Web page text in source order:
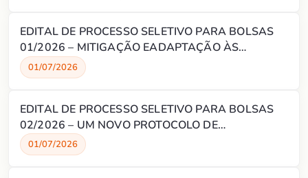
EDITAL DE PROCESSO SELETIVO PARA BOLSAS
01/2026 – MITIGAÇÃO EADAPTAÇÃO ÀS
MUDANÇAS CLIMÁTICAS: PREPARANDO NATAL
PARA 2050
01/07/2026
EDITAL DE PROCESSO SELETIVO PARA BOLSAS
02/2026 – UM NOVO PROTOCOLO DE
INTERVENÇÃO CLÍNICA À BASE DE N,N-
DIMETILTRIPTAMINA PARA O TRATAMENTO DA
01/07/2026